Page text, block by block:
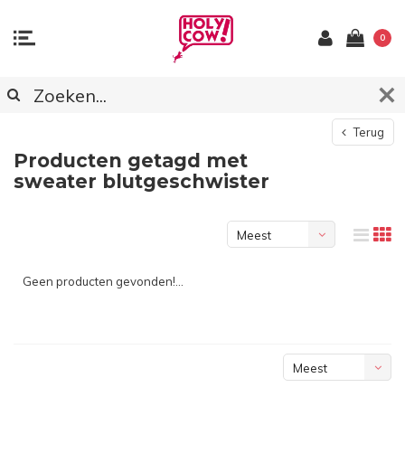
0
Terug
Producten getagd met
sweater blutgeschwister
Meest
Geen producten gevonden!...
Meest